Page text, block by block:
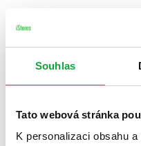
Souhlas
Tato webová stránka
K personalizaci obsahu